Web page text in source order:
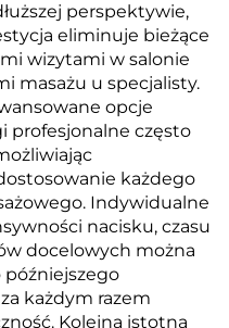
perspektywie,
eliminuje bieżące
wizytami w salonie
masażu u specjalisty.
opcje
profesjonalne często
każdego
Indywidualne
nacisku, czasu
docelowych można
późniejszego
każdym razem
Kolejną istotną